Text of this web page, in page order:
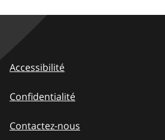
Accessibilité
Confidentialité
Contactez-nous